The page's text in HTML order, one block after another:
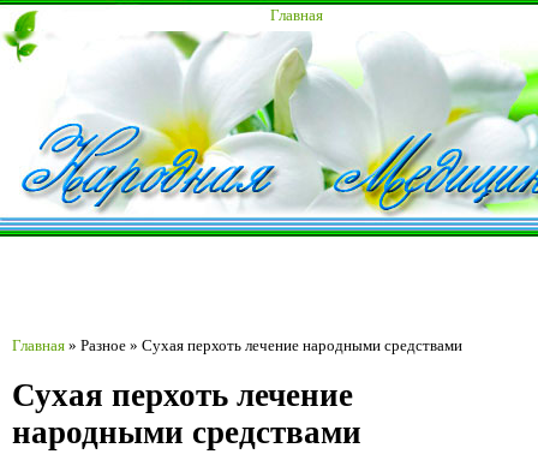
Главная
Главная » Разное » Сухая перхоть лечение народными средствами
Сухая перхоть лечение
народными средствами